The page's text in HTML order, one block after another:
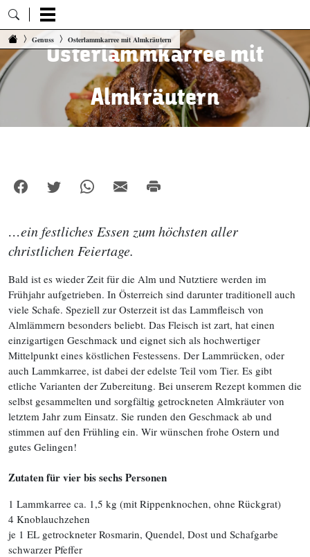
Zum Inhalt springen
Genuss Osterlammkarree mit Almkräutern
Osterlammkarree mit
Almkräutern
…ein festliches Essen zum höchsten aller
christlichen Feiertage.
Bald ist es wieder Zeit für die Alm und Nutztiere werden im
Frühjahr aufgetrieben. In Österreich sind darunter traditionell auch
viele Schafe. Speziell zur Osterzeit ist das Lammfleisch von
Almlämmern besonders beliebt. Das Fleisch ist zart, hat einen
einzigartigen Geschmack und eignet sich als hochwertiger
Mittelpunkt eines köstlichen Festessens. Der Lammrücken, oder
auch Lammkarree, ist dabei der edelste Teil vom Tier. Es gibt
etliche Varianten der Zubereitung. Bei unserem Rezept kommen die
selbst gesammelten und sorgfältig getrockneten Almkräuter von
letztem Jahr zum Einsatz. Sie runden den Geschmack ab und
stimmen auf den Frühling ein. Wir wünschen frohe Ostern und
gutes Gelingen!
Zutaten für vier bis sechs Personen
1 Lammkarree ca. 1,5 kg (mit Rippenknochen, ohne Rückgrat)
4 Knoblauchzehen
je 1 EL getrockneter Rosmarin, Quendel, Dost und Schafgarbe
schwarzer Pfeffer